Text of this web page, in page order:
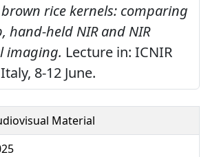
rice kernels: comparing
hand-held NIR and NIR
imaging. Lecture in: ICNIR
8-12 June.
Material